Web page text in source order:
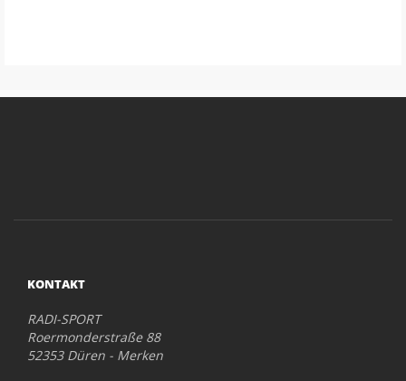
KONTAKT
RADI-SPORT
Roermonderstraße 88
52353 Düren - Merken